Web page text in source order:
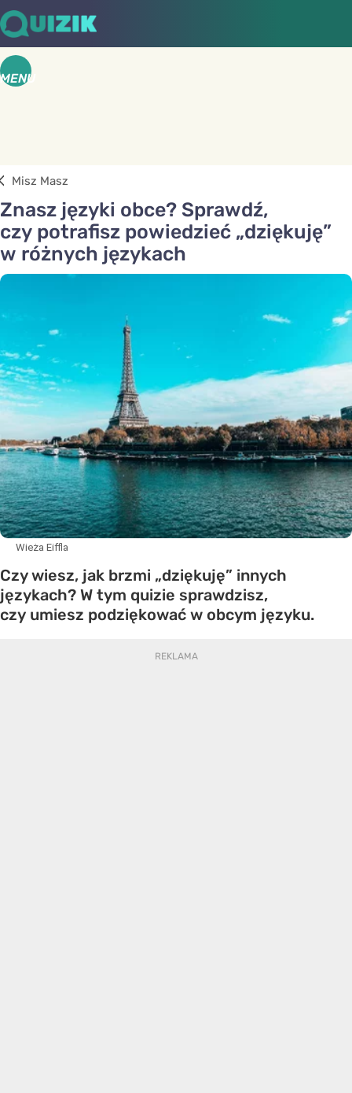
MENU
Misz Masz
Znasz języki obce? Sprawdź,
czy potrafisz powiedzieć „dziękuję”
w różnych językach
Wieża Eiffla
Czy wiesz, jak brzmi „dziękuję” innych
językach? W tym quizie sprawdzisz,
czy umiesz podziękować w obcym języku.